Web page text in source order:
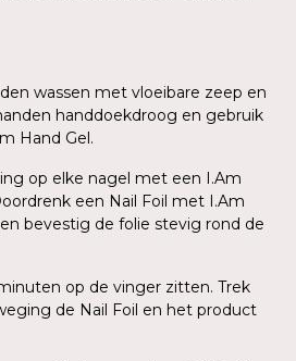
wassen met vloeibare zeep en
handdoekdroog en gebruik
Hand Gel.
op elke nagel met een I.Am
een Nail Foil met I.Am
bevestig de folie stevig rond de
op de vinger zitten. Trek
de Nail Foil en het product